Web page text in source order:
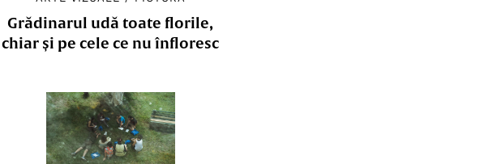
Grădinarul udă toate florile,
chiar și pe cele ce nu înfloresc